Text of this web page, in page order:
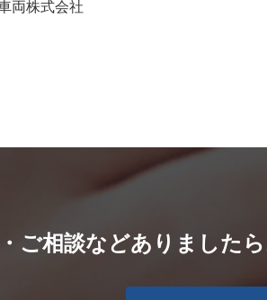
両株式会社
ご相談などありましたら